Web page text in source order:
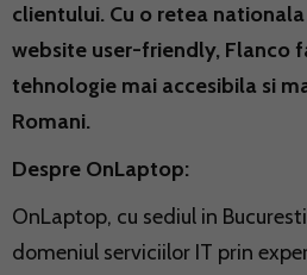
clientului. Cu o retea
website user-friendly, Flanco
tehnologie mai accesibila si
Romani.
Despre OnLaptop:
OnLaptop, cu sediul in
domeniul serviciilor IT prin